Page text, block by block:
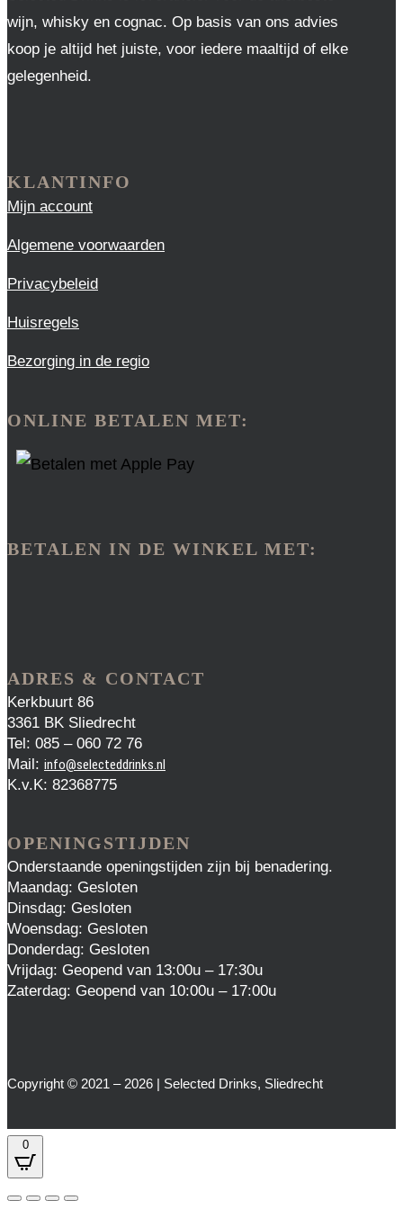
wijn, whisky en cognac. Op basis van ons advies
koop je altijd het juiste, voor iedere maaltijd of elke
gelegenheid.
KLANTINFO
Mijn account
Algemene voorwaarden
Privacybeleid
Huisregels
Bezorging in de regio
ONLINE BETALEN MET:
BETALEN IN DE WINKEL MET:
ADRES & CONTACT
Kerkbuurt 86
3361 BK Sliedrecht
Tel: 085 – 060 72 76
Mail: info@selecteddrinks.nl
K.v.K: 82368775
OPENINGSTIJDEN
Onderstaande openingstijden zijn bij benadering.
Maandag: Gesloten
Dinsdag: Gesloten
Woensdag: Gesloten
Donderdag: Gesloten
Vrijdag: Geopend van 13:00u – 17:30u
Zaterdag: Geopend van 10:00u – 17:00u
Copyright © 2021 – 2026 | Selected Drinks, Sliedrecht
0